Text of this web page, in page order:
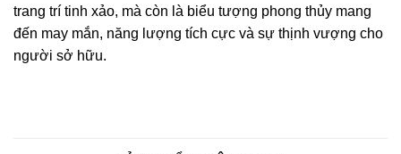
trang trí tinh xảo, mà còn là biểu tượng phong thủy mang
đến may mắn, năng lượng tích cực và sự thịnh vượng cho
người sở hữu.